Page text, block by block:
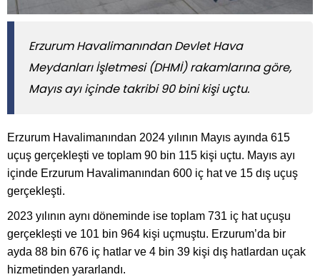
Erzurum Havalimanından Devlet Hava
Meydanları İşletmesi (DHMİ) rakamlarına göre,
Mayıs ayı içinde takribi 90 bini kişi uçtu.
Erzurum Havalimanından 2024 yılının Mayıs ayında 615
uçuş gerçekleşti ve toplam 90 bin 115 kişi uçtu. Mayıs ayı
içinde Erzurum Havalimanından 600 iç hat ve 15 dış uçuş
gerçekleşti.
2023 yılının aynı döneminde ise toplam 731 iç hat uçuşu
gerçekleşti ve 101 bin 964 kişi uçmuştu. Erzurum’da bir
ayda 88 bin 676 iç hatlar ve 4 bin 39 kişi dış hatlardan uçak
hizmetinden yararlandı.